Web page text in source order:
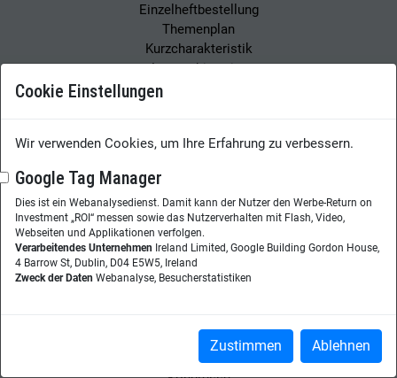
Einzelheftbestellung
Themenplan
Kurzcharakteristik
Autorenhinweise
Tools
Best Practices
Digitalisierung
Künstliche Intelligenz / Robotic
Automatisierung
Leadership
Knowledge Sharing
Veranstaltungen
Webinare
Cookie Einstellungen
Wir verwenden Cookies, um Ihre Erfahrung zu verbessern.
Google Tag Manager
Dies ist ein Webanalysedienst. Damit kann der Nutzer den Werbe-Return on
Investment „ROI“ messen sowie das Nutzerverhalten mit Flash, Video,
Webseiten und Applikationen verfolgen.
Verarbeitendes Unternehmen Ireland Limited, Google Building Gordon House,
4 Barrow St, Dublin, D04 E5W5, Ireland
Zweck der Daten Webanalyse, Besucherstatistiken
Zustimmen Ablehnen